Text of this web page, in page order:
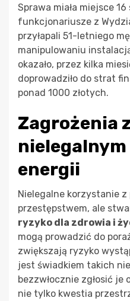
Sprawa miała miejsce
funkcjonariusze z
przyłapali 51-letniego
manipulowaniu
okazało, przez kilka
doprowadziło do strat
ponad 1000 złotych.
Zagrożenia
energii
Nielegalne korzystanie
przestępstwem, ale
ryzyko dla zdrowia i
mogą prowadzić do
zwiększają ryzyko
jest świadkiem takich
bezzwłocznie zgłosić je
nie tylko kwestia